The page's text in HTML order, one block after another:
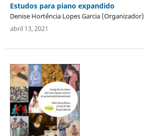
Estudos para piano expandido
Denise Hortência Lopes Garcia (Organizador)
abril 13, 2021